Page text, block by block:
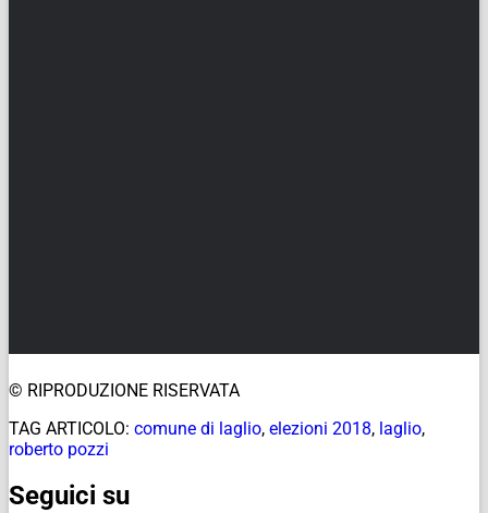
© RIPRODUZIONE RISERVATA
TAG ARTICOLO: comune di laglio, elezioni 2018, laglio,
roberto pozzi
Seguici su